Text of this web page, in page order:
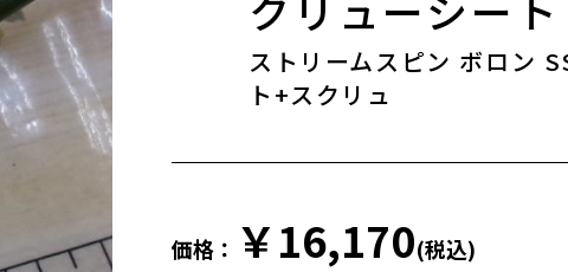
ストリームスピン ボロン
ト+スクリュ
価格： ￥16,170(税込)